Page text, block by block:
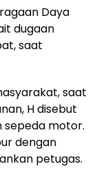
Daya
dugaan
saat
saat
H disebut
sepeda motor.
dengan
petugas.